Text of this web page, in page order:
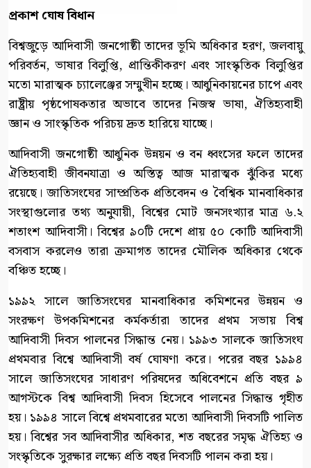
প্রকাশ ঘোষ বিধান
বিশ্বজুড়ে আদিবাসী জনগোষ্ঠী তাদের ভূমি অধিকার হরণ, জলবায়ু
পরিবর্তন, ভাষার বিলুপ্তি, প্রান্তিকীকরণ এবং সাংস্কৃতিক বিলুপ্তির
মতো মারাত্মক চ্যালেঞ্জের সম্মুখীন হচ্ছে। আধুনিকায়নের চাপে এবং
রাষ্ট্রীয় পৃষ্ঠপোষকতার অভাবে তাদের নিজস্ব ভাষা, ঐতিহ্যবাহী
জ্ঞান ও সাংস্কৃতিক পরিচয় দ্রুত হারিয়ে যাচ্ছে।
আদিবাসী জনগোষ্ঠী আধুনিক উন্নয়ন ও বন ধ্বংসের ফলে তাদের
ঐতিহ্যবাহী জীবনযাত্রা ও অস্তিত্ব আজ মারাত্মক ঝুঁকির মধ্যে
রয়েছে। জাতিসংঘের সাম্প্রতিক প্রতিবেদন ও বৈশ্বিক মানবাধিকার
সংস্থাগুলোর তথ্য অনুযায়ী, বিশ্বের মোট জনসংখ্যার মাত্র ৬.২
শতাংশ আদিবাসী। বিশ্বের ৯০টি দেশে প্রায় ৫০ কোটি আদিবাসী
বসবাস করলেও তারা ক্রমাগত তাদের মৌলিক অধিকার থেকে
বঞ্চিত হচ্ছে।
১৯৯২ সালে জাতিসংঘের মানবাধিকার কমিশনের উন্নয়ন ও
সংরক্ষণ উপকমিশনের কর্মকর্তারা তাদের প্রথম সভায় বিশ্ব
আদিবাসী দিবস পালনের সিদ্ধান্ত নেয়। ১৯৯৩ সালকে জাতিসংঘ
প্রথমবার বিশ্বে আদিবাসী বর্ষ ঘোষণা করে। পরের বছর ১৯৯৪
সালে জাতিসংঘের সাধারণ পরিষদের অধিবেশনে প্রতি বছর ৯
আগস্টকে বিশ্ব আদিবাসী দিবস হিসেবে পালনের সিদ্ধান্ত গৃহীত
হয়। ১৯৯৪ সালে বিশ্বে প্রথমবারের মতো আদিবাসী দিবসটি পালিত
হয়। বিশ্বের সব আদিবাসীর অধিকার, শত বছরের সমৃদ্ধ ঐতিহ্য ও
সংস্কৃতিকে সুরক্ষার লক্ষ্যে প্রতি বছর দিবসটি পালন করা হয়।